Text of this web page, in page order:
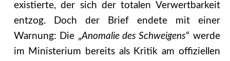
existierte, der sich der totalen Verwertbarkeit
entzog. Doch der Brief endete mit einer
Warnung: Die „Anomalie des Schweigens“ werde
im Ministerium bereits als Kritik am offiziellen